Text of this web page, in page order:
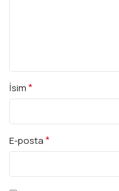
İsim*
E-posta*